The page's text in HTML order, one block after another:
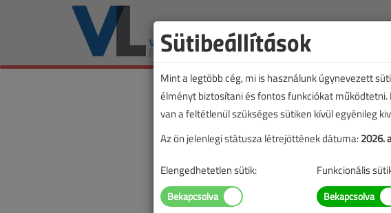
Sütibeállítások
Mint a legtöbb cég, mi is használunk úgynevezett
élményt biztosítani és fontos funkciókat működtetni.
van a feltétlenül szükséges sütiken kívül egyénileg
Az ön jelenlegi státusza létrejöttének dátuma:2026.
Elengedhetetlen sütik: Funkcionális